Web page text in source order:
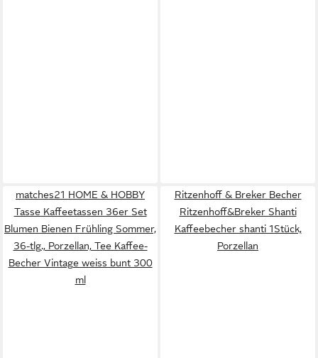
matches21 HOME & HOBBY
Tasse Kaffeetassen 36er Set
Blumen Bienen Frühling Sommer,
36-tlg., Porzellan, Tee Kaffee-
Becher Vintage weiss bunt 300
ml
Ritzenhoff & Breker Becher
Ritzenhoff&Breker Shanti
Kaffeebecher shanti 1Stück,
Porzellan